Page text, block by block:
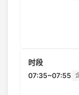
时段
07:35~07:55